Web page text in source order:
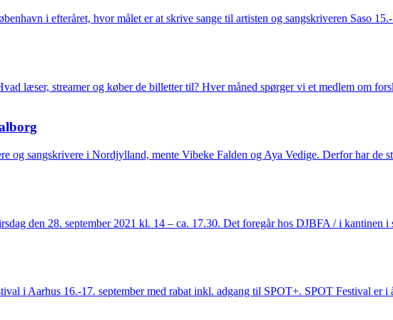
i efteråret, hvor målet er at skrive sange til artisten og sangskriveren Saso
læser, streamer og køber de billetter til? Hver måned spørger vi et medlem om
og sangskrivere i Nordjylland, mente Vibeke Falden og Aya Vedige. Derfor har
den 28. september 2021 kl. 14 – ca. 17.30. Det foregår hos DJBFA / i
i Aarhus 16.-17. september med rabat inkl. adgang til SPOT+. SPOT Festival er